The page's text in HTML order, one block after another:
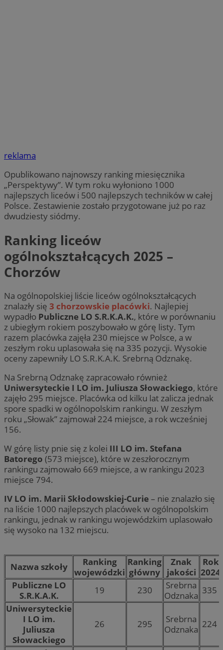
reklama
Opublikowano najnowszy ranking miesięcznika
„Perspektywy”. W tym roku wyłoniono 1000
najlepszych liceów i 500 najlepszych techników w całej
Polsce. Zestawienie zostało przygotowane już po raz
dwudziesty siódmy.
Ranking liceów
ogólnokształcących 2025 –
Chorzów
Na ogólnopolskiej liście liceów ogólnokształcących
znalazły się 3 chorzowskie placówki. Najlepiej
wypadło Publiczne LO S.R.K.A.K., które w porównaniu
z ubiegłym rokiem poszybowało w górę listy. Tym
razem placówka zajęła 230 miejsce w Polsce, a w
zeszłym roku uplasowała się na 335 pozycji. Wysokie
oceny zapewniły LO S.R.K.A.K. Srebrną Odznakę.
Na Srebrną Odznakę zapracowało również
Uniwersyteckie I LO im. Juliusza Słowackiego, które
zajęło 295 miejsce. Placówka od kilku lat zalicza jednak
spore spadki w ogólnopolskim rankingu. W zeszłym
roku „Słowak” zajmował 224 miejsce, a rok wcześniej
156.
W górę listy pnie się z kolei III LO im. Stefana
Batorego (573 miejsce), które w zeszłorocznym
rankingu zajmowało 669 miejsce, a w rankingu 2023
miejsce 794.
IV LO im. Marii Skłodowskiej-Curie– nie znalazło się
na liście 1000 najlepszych placówek w ogólnopolskim
rankingu, jednak w rankingu wojewódzkim uplasowało
się wysoko na 132 miejscu.
Nazwa szkoły
Ranking
wojewódzki
Ranking
główny
Znak
jakości
Rok
2024
Publiczne LO
S.R.K.A.K.
19 230
Srebrna
Odznaka 335
Uniwersyteckie
I LO im.
Juliusza
Słowackiego
26 295
Srebrna
Odznaka 224